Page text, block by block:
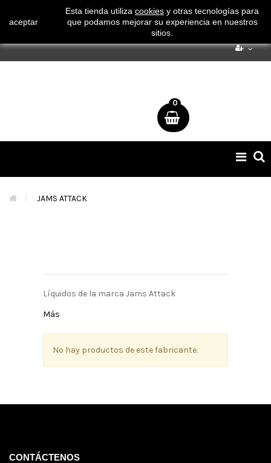
¡ Consigue tu envío gratuito por compras superiores a 50€
!
0
de
> JAMS ATTACK
Líquidos de la marca Jams Attack
Más
No hay productos de este fabricante.
CONTÁCTENOS
aceptar
Esta tienda utiliza cookies y otras tecnologías para
que podamos mejorar su experiencia en nuestros
sitios.